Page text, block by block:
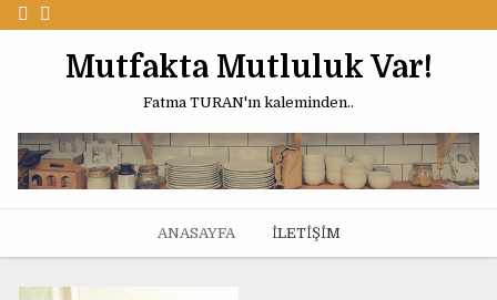
Mutfakta Mutluluk Var!
Fatma TURAN'ın kaleminden..
ANASAYFA İLETIŞIM